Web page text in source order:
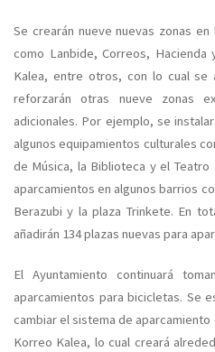
Se crearán nueve nuevas zonas
como Lanbide, Correos,
Kalea, entre otros, con lo cual se
reforzarán otras nueve zonas
adicionales. Por ejemplo, se
algunos equipamientos culturales
de Música, la Biblioteca y el
aparcamientos en algunos barrios
Berazubi y la plaza Trinkete. En
añadirán 134 plazas nuevas para
El Ayuntamiento continuará
aparcamientos para bicicletas. Se
cambiar el sistema de
Korreo Kalea, lo cual creará